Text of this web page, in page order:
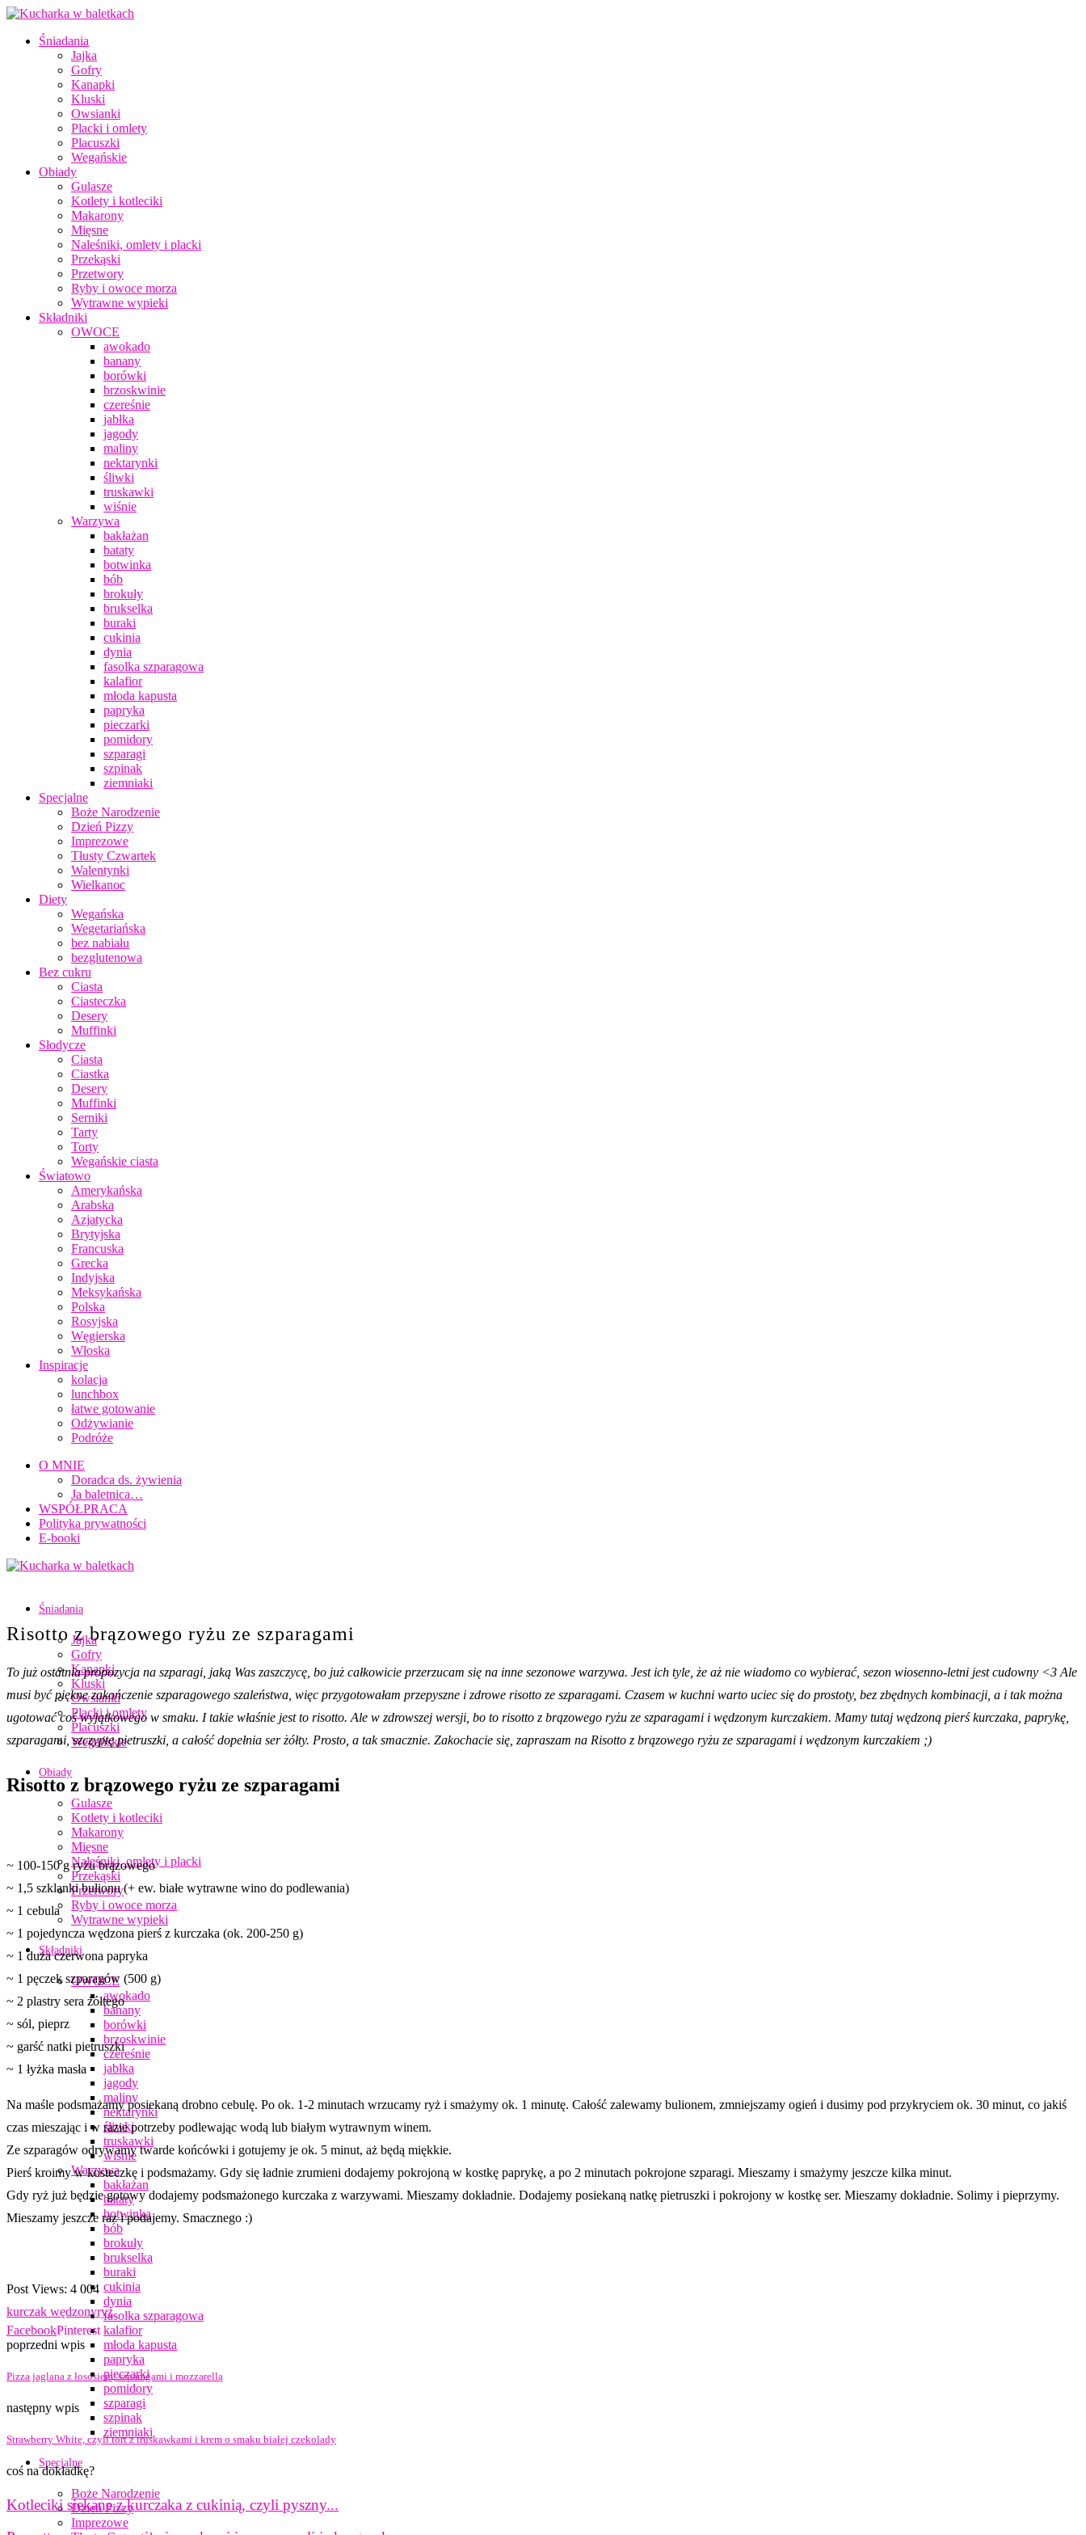
Śniadania
Jajka
Gofry
Kanapki
Kluski
Owsianki
Placki i omlety
Placuszki
Wegańskie
Obiady
Gulasze
Kotlety i kotleciki
Makarony
Mięsne
Naleśniki, omlety i placki
Przekąski
Przetwory
Ryby i owoce morza
Wytrawne wypieki
Składniki
OWOCE
awokado
banany
borówki
brzoskwinie
czereśnie
jabłka
jagody
maliny
nektarynki
śliwki
truskawki
wiśnie
Warzywa
bakłażan
bataty
botwinka
bób
brokuły
brukselka
buraki
cukinia
dynia
fasolka szparagowa
kalafior
młoda kapusta
papryka
pieczarki
pomidory
szparagi
szpinak
ziemniaki
Specjalne
Boże Narodzenie
Dzień Pizzy
Imprezowe
Tłusty Czwartek
Walentynki
Wielkanoc
Diety
Wegańska
Wegetariańska
bez nabiału
bezglutenowa
Bez cukru
Ciasta
Ciasteczka
Desery
Muffinki
Słodycze
Ciasta
Ciastka
Desery
Muffinki
Serniki
Tarty
Torty
Wegańskie ciasta
Światowo
Amerykańska
Arabska
Azjatycka
Brytyjska
Francuska
Grecka
Indyjska
Meksykańska
Polska
Rosyjska
Węgierska
Włoska
Inspiracje
kolacja
lunchbox
łatwe gotowanie
Odżywianie
Podróże
O MNIE
Doradca ds. żywienia
Ja baletnica…
WSPÓŁPRACA
Polityka prywatności
E-booki
Śniadania
Jajka
Gofry
Kanapki
Kluski
Owsianki
Placki i omlety
Placuszki
Wegańskie
Obiady
Gulasze
Kotlety i kotleciki
Makarony
Mięsne
Naleśniki, omlety i placki
Przekąski
Przetwory
Ryby i owoce morza
Wytrawne wypieki
Składniki
OWOCE
awokado
banany
borówki
brzoskwinie
czereśnie
jabłka
jagody
maliny
nektarynki
śliwki
truskawki
wiśnie
Warzywa
bakłażan
bataty
botwinka
bób
brokuły
brukselka
buraki
cukinia
dynia
fasolka szparagowa
kalafior
młoda kapusta
papryka
pieczarki
pomidory
szparagi
szpinak
ziemniaki
Specjalne
Boże Narodzenie
Dzień Pizzy
Imprezowe
Risotto z brązowego ryżu ze szparagami
To już ostatnia propozycja na szparagi, jaką Was zaszczycę, bo już całkowicie przerzucam się na inne sezonowe warzywa. Jest ich tyle, że aż nie wiadomo co wybierać, sezon wiosenno-letni jest cudowny <3 Ale
musi być piękne zakończenie szparagowego szaleństwa, więc przygotowałam przepyszne i zdrowe risotto ze szparagami. Czasem w kuchni warto uciec się do prostoty, bez zbędnych kombinacji, a i tak można
ugotować coś wyjątkowego w smaku. I takie właśnie jest to risotto. Ale w zdrowszej wersji, bo to risotto z brązowego ryżu ze szparagami i wędzonym kurczakiem. Mamy tutaj wędzoną pierś kurczaka, paprykę,
szparagami, szczyptę pietruszki, a całość dopełnia ser żółty. Prosto, a tak smacznie. Zakochacie się, zapraszam na Risotto z brązowego ryżu ze szparagami i wędzonym kurczakiem ;)
Risotto z brązowego ryżu ze szparagami
~ 100-150 g ryżu brązowego
~ 1,5 szklanki bulionu (+ ew. białe wytrawne wino do podlewania)
~ 1 cebula
~ 1 pojedyncza wędzona pierś z kurczaka (ok. 200-250 g)
~ 1 duża czerwona papryka
~ 1 pęczek szparagów (500 g)
~ 2 plastry sera żółtego
~ sól, pieprz
~ garść natki pietruszki
~ 1 łyżka masła
Na maśle podsmażamy posiekaną drobno cebulę. Po ok. 1-2 minutach wrzucamy ryż i smażymy ok. 1 minutę. Całość zalewamy bulionem, zmniejszamy ogień i dusimy pod przykryciem ok. 30 minut, co jakiś
czas mieszając i w razie potrzeby podlewając wodą lub białym wytrawnym winem.
Ze szparagów odrywamy twarde końcówki i gotujemy je ok. 5 minut, aż będą miękkie.
Pierś kroimy w kosteczkę i podsmażamy. Gdy się ładnie zrumieni dodajemy pokrojoną w kostkę paprykę, a po 2 minutach pokrojone szparagi. Mieszamy i smażymy jeszcze kilka minut.
Gdy ryż już będzie gotowy dodajemy podsmażonego kurczaka z warzywami. Mieszamy dokładnie. Dodajemy posiekaną natkę pietruszki i pokrojony w kostkę ser. Mieszamy dokładnie. Solimy i pieprzymy.
Mieszamy jeszcze raz i podajemy. Smacznego :)
Post Views: 4 004
kurczak wędzonyryż
FacebookPinterest
poprzedni wpis
Pizza jaglana z łososiem, szparagami i mozzarellą
następny wpis
Strawberry White, czyli tort z truskawkami i krem o smaku białej czekolady
coś na dokładkę?
Kotleciki siekane z kurczaka z cukinią, czyli pyszny...